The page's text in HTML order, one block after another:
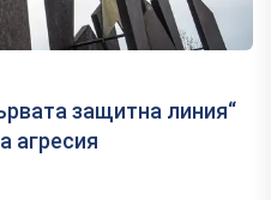
защитна линия“
агресия